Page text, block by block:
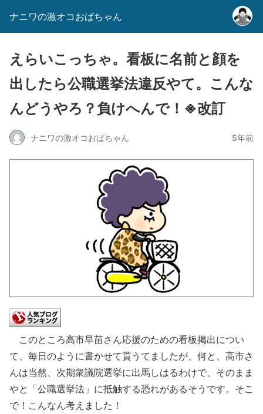
ナニワの激オコおばちゃん
えらいこっちゃ。看板に名前と顔を
出したら公職選挙法違反やて。こんな
んどうやろ？負けへんで！※改訂
ナニワの激オコおばちゃん 5年前
このところ高市早苗さん応援のための看板掲出につい
て、毎日のように書かせて貰うてましたが、何と、高市さ
んは当然、次期衆議院選挙に出馬しはるわけで、そのまま
やと「公職選挙法」に抵触する恐れがあるそうです。そこ
で！こんなん考えました！